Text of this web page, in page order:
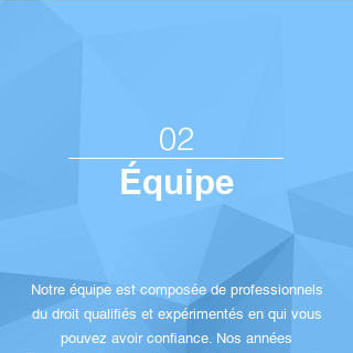
02
Équipe
Notre équipe est composée de professionnels
du droit qualifiés et expérimentés en qui vous
pouvez avoir confiance. Nos années